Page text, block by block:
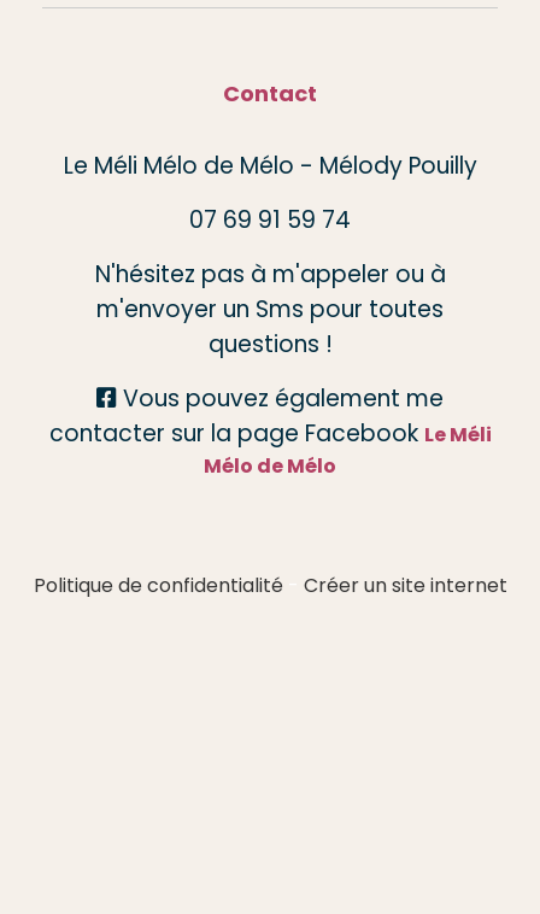
Contact
Le Méli Mélo de Mélo - Mélody Pouilly
07 69 91 59 74
N'hésitez pas à m'appeler ou à
m'envoyer un Sms pour toutes
questions !
 Vous pouvez également me
contacter sur la page Facebook Le Méli
Mélo de Mélo
Politique de confidentialité Créer un site internet